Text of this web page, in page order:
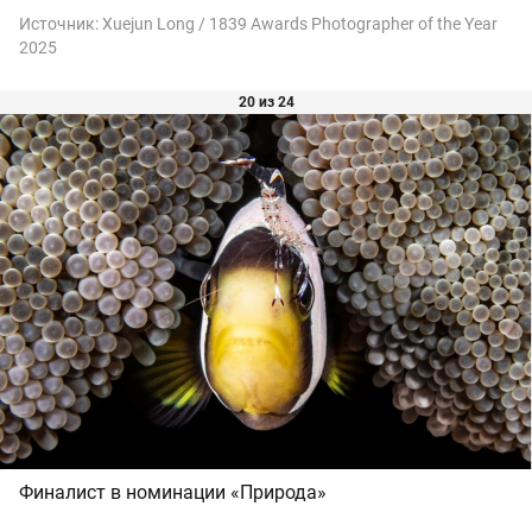
Источник:Xuejun Long / 1839 Awards Photographer of the Year
2025
20 из 24
Финалист в номинации «Природа»